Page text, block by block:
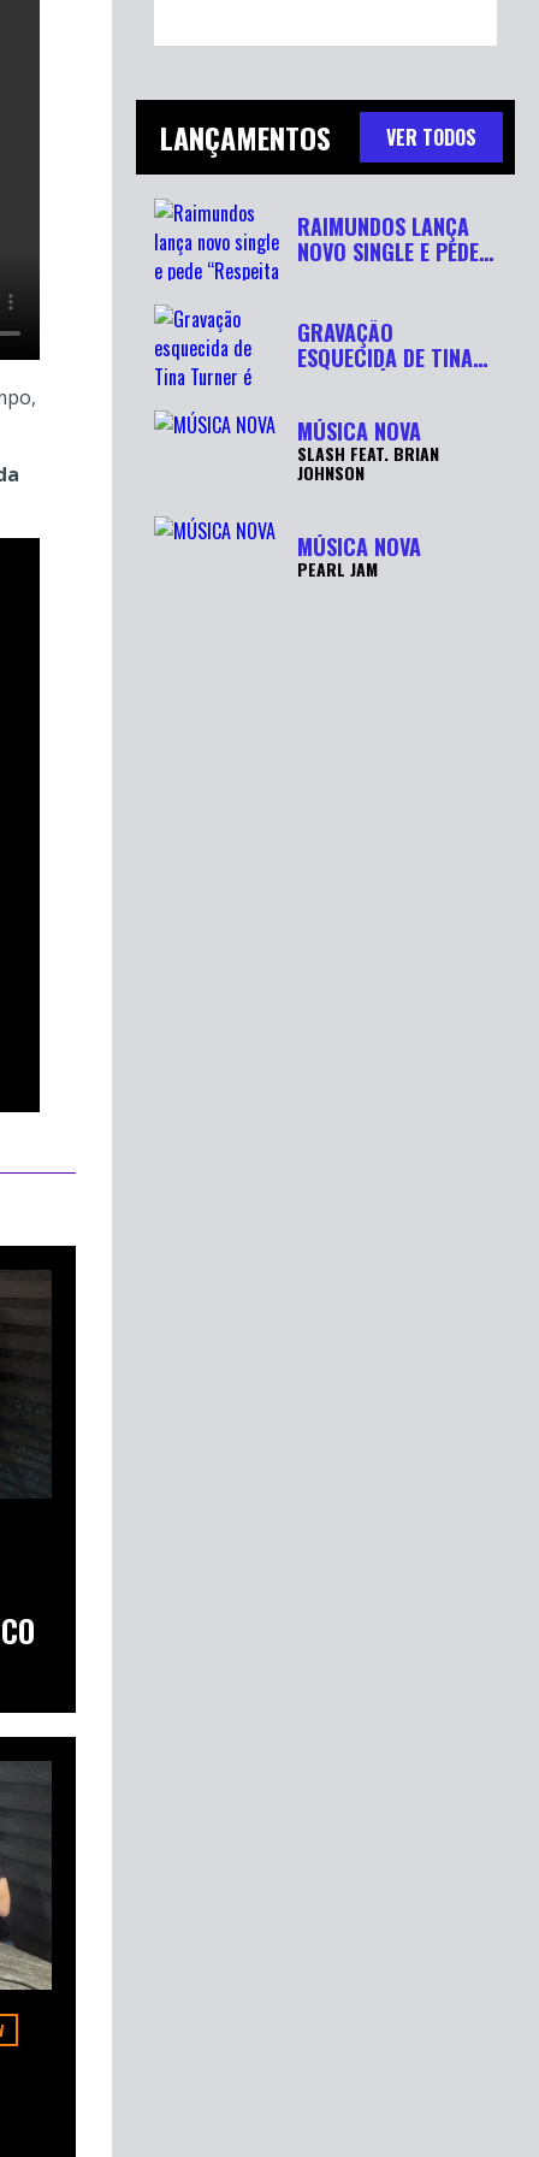
LANÇAMENTOS VER TODOS
RAIMUNDOS LANÇA
NOVO SINGLE E PEDE
GRAVAÇÃO
ESQUECIDA DE TINA
MÚSICA NOVA
SLASH FEAT. BRIAN
JOHNSON
MÚSICA NOVA
PEARL JAM